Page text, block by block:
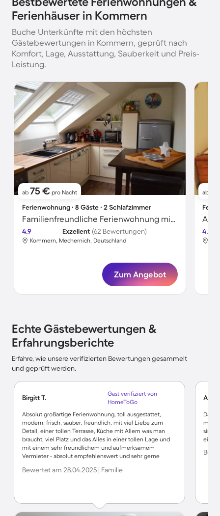
Ferienhäuser in Kommern
Buche Unterkünfte mit den höchsten
Gästebewertungen in Kommern, geprüft nach
Komfort, Lage, Ausstattung, Sauberkeit und Preis-
Leistung.
ab 75 € pro Nacht
Ferienwohnung ∙ 8 Gäste ∙ 2 Schlafzimmer
Familienfreundliche Ferienwohnung mit Garten
4.9 Exzellent (62 Bewertungen)
Kommern, Mechernich, Deutschland
Zum Angebot
ab
4.8
Echte Gästebewertungen &
Erfahrungsberichte
Erfahre, wie unsere verifizierten Bewertungen gesammelt
und geprüft werden.
Birgitt T.
Gast verifiziert von
HomeToGo
Absolut großartige Ferienwohnung, toll ausgestattet,
modern, frisch, sauber, freundlich, mit viel Liebe zum
Detail, einer tollen Terrasse, Küche mit Allem was man
braucht, viel Platz und das Alles in einer tollen Lage und
mit einem sehr freundlichem und aufmerksamem
Vermieter - absolut empfehlenswert und sehr gerne
Bewertet am 28.04.2025 | Familie
Das
mit
sind
einen